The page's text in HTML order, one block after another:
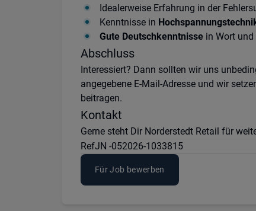
Idealerweise Erfahrung in der
Kenntnisse in
Gute Deutschkenntnisse in Wort
Abschluss
Interessiert? Dann sollten wir uns
angegebene E-Mail-Adresse und wir
beitragen.
Kontakt
Gerne steht Dir Norderstedt Retail für
RefJN -052026-1033815
Für Job bewerben